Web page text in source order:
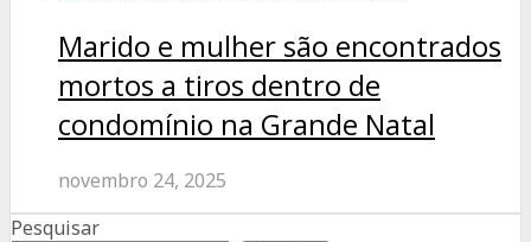
Marido e mulher são encontrados
mortos a tiros dentro de
condomínio na Grande Natal
novembro 24, 2025
Pesquisar